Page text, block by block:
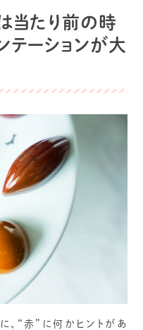
当たり前の時
テーションが大
、“赤”に何かヒントがあ